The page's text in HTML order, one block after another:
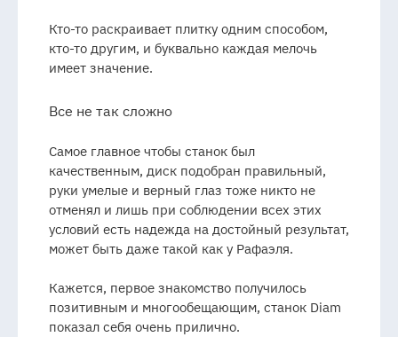
Кто-то раскраивает плитку одним способом,
кто-то другим, и буквально каждая мелочь
имеет значение.
Все не так сложно
Самое главное чтобы станок был
качественным, диск подобран правильный,
руки умелые и верный глаз тоже никто не
отменял и лишь при соблюдении всех этих
условий есть надежда на достойный результат,
может быть даже такой как у Рафаэля.
Кажется, первое знакомство получилось
позитивным и многообещающим, станок Diam
показал себя очень прилично.